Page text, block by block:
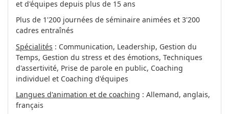
et d'équipes depuis plus de 15 ans
Plus de 1'200 journées de séminaire animées et 3'200
cadres entraînés
Spécialités : Communication, Leadership, Gestion du
Temps, Gestion du stress et des émotions, Techniques
d'assertivité, Prise de parole en public, Coaching
individuel et Coaching d'équipes
Langues d'animation et de coaching : Allemand, anglais,
français